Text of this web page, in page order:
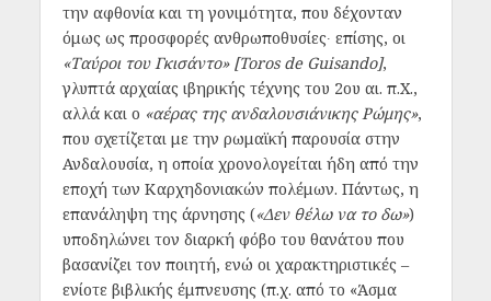
την αφθονία και τη γονιμότητα, που δέχονταν
όμως ως προσφορές ανθρωποθυσίες∙ επίσης, οι
«Ταύροι του Γκισάντο» [Toros de Guisando],
γλυπτά αρχαίας ιβηρικής τέχνης του 2ου αι. π.Χ.,
αλλά και ο «αέρας της ανδαλουσιάνικης Ρώμης»,
που σχετίζεται με την ρωμαϊκή παρουσία στην
Ανδαλουσία, η οποία χρονολογείται ήδη από την
εποχή των Καρχηδονιακών πολέμων. Πάντως, η
επανάληψη της άρνησης («Δεν θέλω να το δω»)
υποδηλώνει τον διαρκή φόβο του θανάτου που
βασανίζει τον ποιητή, ενώ οι χαρακτηριστικές –
ενίοτε βιβλικής έμπνευσης (π.χ. από το «Άσμα